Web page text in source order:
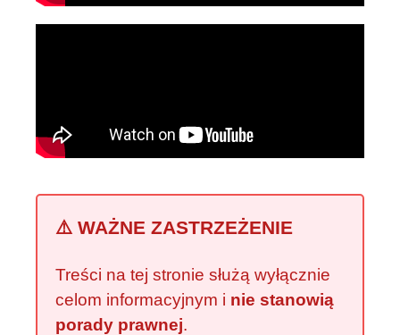
⚠️ WAŻNE ZASTRZEŻENIE
Treści na tej stronie służą wyłącznie
celom informacyjnym i nie stanowią
porady prawnej.